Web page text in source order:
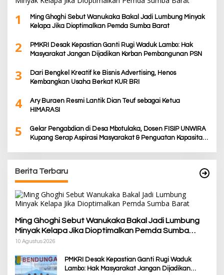
1
Ming Ghoghi Sebut Wanukaka Bakal Jadi Lumbung Minyak
Kelapa Jika Dioptimalkan Pemda Sumba Barat
2
PMKRI Desak Kepastian Ganti Rugi Waduk Lambo: Hak
Masyarakat Jangan Dijadikan Korban Pembangunan PSN
3
Dari Bengkel Kreatif ke Bisnis Advertising, Henos
Kembangkan Usaha Berkat KUR BRI
4
Ary Buraen Resmi Lantik Dian Teuf sebagai Ketua
HIMARASI
5
Gelar Pengabdian di Desa Mbotulaka, Dosen FISIP UNWIRA
Kupang Serap Aspirasi Masyarakat & Penguatan Kapasitas
Berita Terbaru
Ming Ghoghi Sebut Wanukaka Bakal Jadi Lumbung
Minyak Kelapa Jika Dioptimalkan Pemda Sumba
Barat
10 Agustus 2026
PMKRI Desak Kepastian Ganti Rugi Waduk
Lambo: Hak Masyarakat Jangan Dijadikan